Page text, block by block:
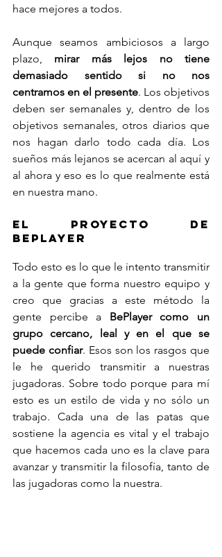
hace mejores a todos.
Aunque seamos ambiciosos a largo
plazo, mirar más lejos no tiene
demasiado sentido si no nos
centramos en el presente. Los objetivos
deben ser semanales y, dentro de los
objetivos semanales, otros diarios que
nos hagan darlo todo cada día. Los
sueños más lejanos se acercan al aquí y
al ahora y eso es lo que realmente está
en nuestra mano.
EL PROYECTO DE
BEPLAYER
Todo esto es lo que le intento transmitir
a la gente que forma nuestro equipo y
creo que gracias a este método la
gente percibe a BePlayer como un
grupo cercano, leal y en el que se
puede confiar. Esos son los rasgos que
le he querido transmitir a nuestras
jugadoras. Sobre todo porque para mí
esto es un estilo de vida y no sólo un
trabajo. Cada una de las patas que
sostiene la agencia es vital y el trabajo
que hacemos cada uno es la clave para
avanzar y transmitir la filosofía, tanto de
las jugadoras como la nuestra.